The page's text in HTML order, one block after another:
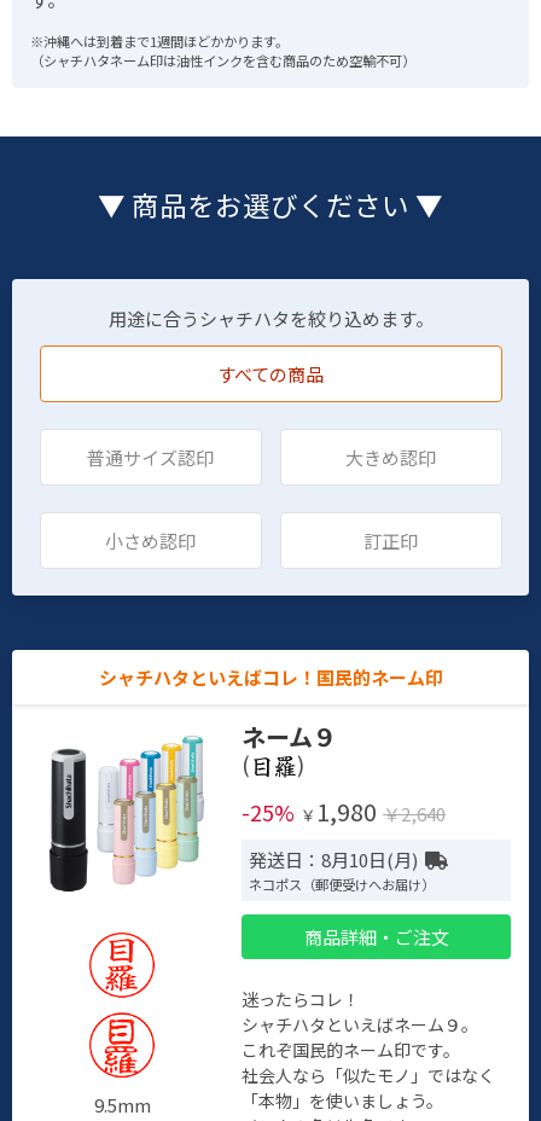
※沖縄へは到着まで1週間ほどかかります。
（シャチハタネーム印は油性インクを含む商品のため空輸不可）
▼ 商品をお選びください ▼
用途に合うシャチハタを絞り込めます。
すべての商品
普通サイズ認印 大きめ認印
小さめ認印 訂正印
シャチハタといえばコレ！国民的ネーム印
9.5mm
ネーム９
(
)
-25% ￥ 1,980 ￥2,640
発送日：8月10日(月)
ネコポス（郵便受けへお届け）
商品詳細・ご注文
迷ったらコレ！
シャチハタといえばネーム９。
これぞ国民的ネーム印です。
社会人なら「似たモノ」ではなく
「本物」を使いましょう。